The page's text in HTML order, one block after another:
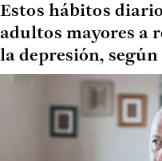
Estos hábitos
adultos mayores a
la depresión,